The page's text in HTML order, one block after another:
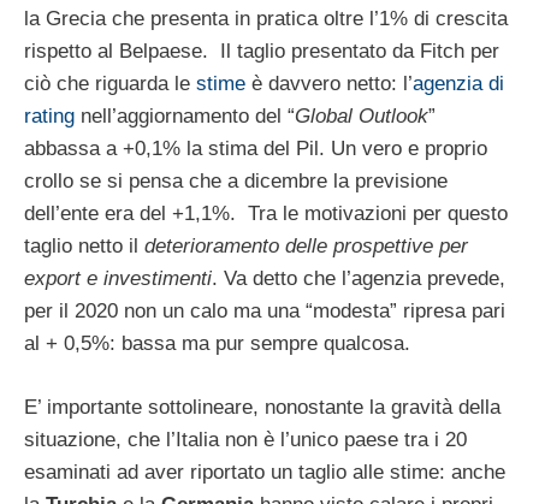
la Grecia che presenta in pratica oltre l’1% di crescita
rispetto al Belpaese. Il taglio presentato da Fitch per
ciò che riguarda le stime è davvero netto: l’agenzia di
rating nell’aggiornamento del “Global Outlook”
abbassa a +0,1% la stima del Pil. Un vero e proprio
crollo se si pensa che a dicembre la previsione
dell’ente era del +1,1%. Tra le motivazioni per questo
taglio netto il deterioramento delle prospettive per
export e investimenti. Va detto che l’agenzia prevede,
per il 2020 non un calo ma una “modesta” ripresa pari
al + 0,5%: bassa ma pur sempre qualcosa.
E’ importante sottolineare, nonostante la gravità della
situazione, che l’Italia non è l’unico paese tra i 20
esaminati ad aver riportato un taglio alle stime: anche